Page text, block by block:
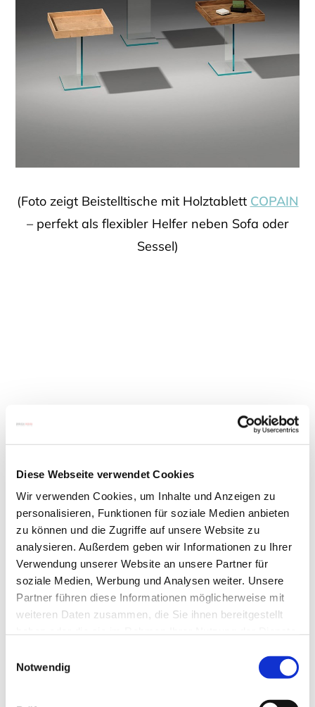
Diese Webseite verwendet Cookies
Wir verwenden Cookies, um Inhalte und Anzeigen zu
personalisieren, Funktionen für soziale Medien anbieten
zu können und die Zugriffe auf unsere Website zu
analysieren. Außerdem geben wir Informationen zu Ihrer
Verwendung unserer Website an unsere Partner für
soziale Medien, Werbung und Analysen weiter. Unsere
Partner führen diese Informationen möglicherweise mit
weiteren Daten zusammen, die Sie ihnen bereitgestellt
Notwendig
(Foto zeigt Beistelltische mit Holztablett COPAIN
– perfekt als flexibler Helfer neben Sofa oder
Sessel)
Beistelltisch aus Glas kaufen:
Worauf sollten Sie achten?
Bevor Sie sich für einen Design-Beistelltisch
entscheiden, lohnt es sich, einige Punkte zu
bedenken, um das perfekte Modell für Ihre
Bedürfnisse und Ihren Wohnstil zu finden: